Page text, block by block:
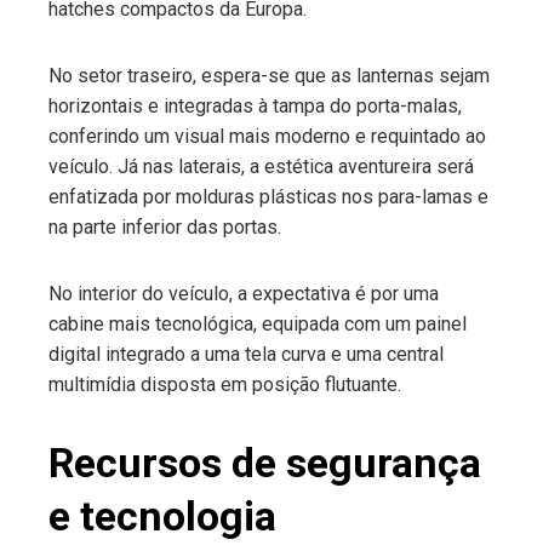
hatches compactos da Europa.
No setor traseiro, espera-se que as lanternas sejam
horizontais e integradas à tampa do porta-malas,
conferindo um visual mais moderno e requintado ao
veículo. Já nas laterais, a estética aventureira será
enfatizada por molduras plásticas nos para-lamas e
na parte inferior das portas.
No interior do veículo, a expectativa é por uma
cabine mais tecnológica, equipada com um painel
digital integrado a uma tela curva e uma central
multimídia disposta em posição flutuante.
Recursos de segurança
e tecnologia